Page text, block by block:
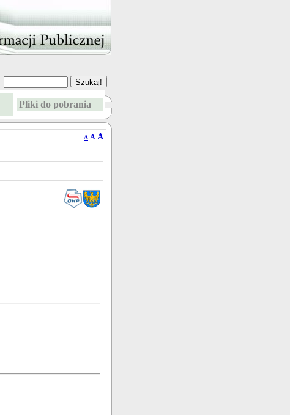
Pliki do pobrania
A A A